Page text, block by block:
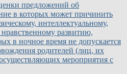
предложений об
в которых может причинить
интеллектуальному,
развитию,
в ночное время не допускается
родителей (лиц, их
мероприятия с